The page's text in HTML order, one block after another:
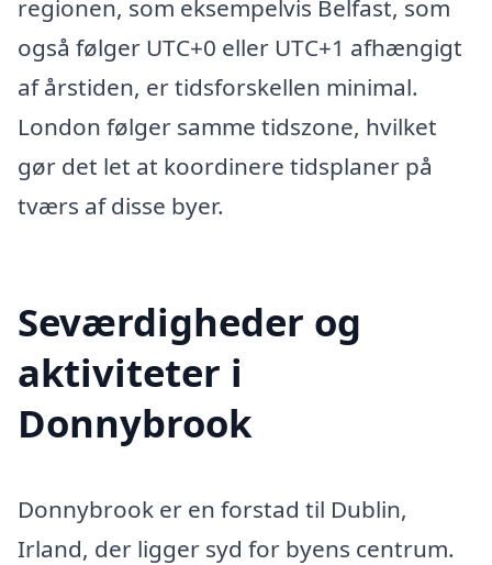
regionen, som eksempelvis Belfast, som
også følger UTC+0 eller UTC+1 afhængigt
af årstiden, er tidsforskellen minimal.
London følger samme tidszone, hvilket
gør det let at koordinere tidsplaner på
tværs af disse byer.
Seværdigheder og
aktiviteter i
Donnybrook
Donnybrook er en forstad til Dublin,
Irland, der ligger syd for byens centrum.